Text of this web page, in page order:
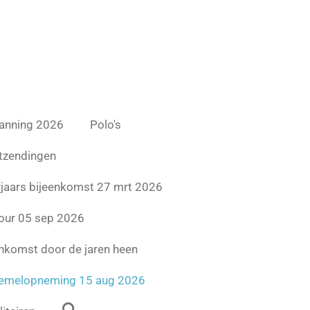
2026 Polo's
bijeenkomst 27 mrt 2026
05 sep 2026
door de jaren heen
15 aug 2026